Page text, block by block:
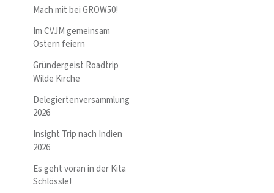
Mach mit bei GROW50!
Im CVJM gemeinsam
Ostern feiern
Gründergeist Roadtrip
Wilde Kirche
Delegiertenversammlung
2026
Insight Trip nach Indien
2026
Es geht voran in der Kita
Schlössle!